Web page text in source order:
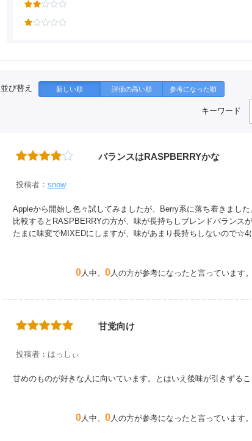
並び替え 新しい順 評価の高い順 参考になった順
キーワード
バランスはRASPBERRYかな
投稿者： snow
Appleから開始し色々試してみましたが、Berry系に落ち着きました
比較するとRASPBERRYの方が、味が長持ちしブレンドバランス
たまに味変でMIXEDにしますが、味があまり長持ちしないので☆4
0人中、 0人の方が参考になったと言っています。
甘党向け
投稿者：はっしぃ
甘めのものが好きな人に向いています。とはいえ後味が引きずるこ
0人中、 0人の方が参考になったと言っています。